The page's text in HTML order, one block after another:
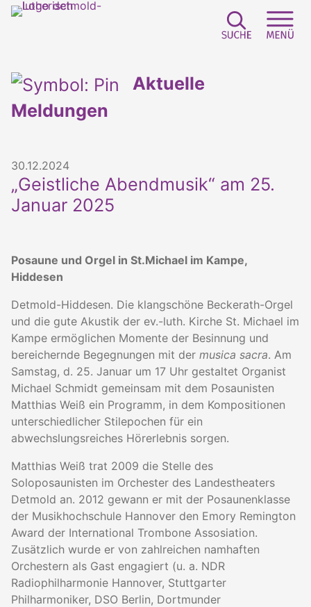
Aktuelle
Meldungen
30.12.2024
„Geistliche Abendmusik“ am 25.
Januar 2025
Posaune und Orgel in St.Michael im Kampe,
Hiddesen
Detmold-Hiddesen. Die klangschöne Beckerath-Orgel
und die gute Akustik der ev.-luth. Kirche St. Michael im
Kampe ermöglichen Momente der Besinnung und
bereichernde Begegnungen mit der musica sacra. Am
Samstag, d. 25. Januar um 17 Uhr gestaltet Organist
Michael Schmidt gemeinsam mit dem Posaunisten
Matthias Weiß ein Programm, in dem Kompositionen
unterschiedlicher Stilepochen für ein
abwechslungsreiches Hörerlebnis sorgen.
Matthias Weiß trat 2009 die Stelle des
Soloposaunisten im Orchester des Landestheaters
Detmold an. 2012 gewann er mit der Posaunenklasse
der Musikhochschule Hannover den Emory Remington
Award der International Trombone Assosiation.
Zusätzlich wurde er von zahlreichen namhaften
Orchestern als Gast engagiert (u. a. NDR
Radiophilharmonie Hannover, Stuttgarter
Philharmoniker, DSO Berlin, Dortmunder